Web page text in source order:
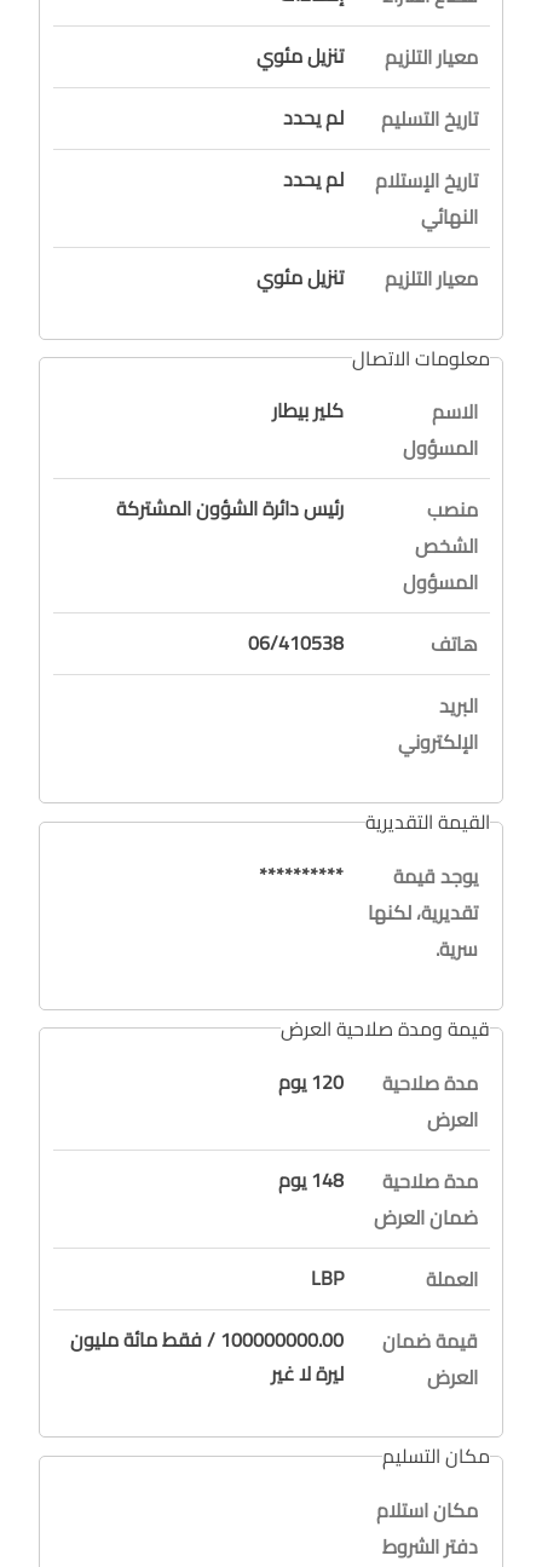
معيار التلزيم
تنزيل مئوي
تاريخ التسليم
لم يحدد
تاريخ الإستلام
النهائي
لم يحدد
معيار التلزيم تنزيل مئوي
معلومات الاتصال
الاسم
المسؤول
كلير بيطار
منصب
الشخص
المسؤول
رئيس دائرة الشؤون المشتركة
هاتف
06/410538
البريد
الإلكتروني
القيمة التقديرية
يوجد قيمة
تقديرية، لكنها
سرية.
**********
قيمة ومدة صلاحية العرض
مدة صلاحية
العرض
120 يوم
مدة صلاحية
ضمان العرض
148 يوم
العملة
LBP
قيمة ضمان
العرض
100000000.00 / فقط مائة مليون
ليرة لا غير
مكان التسليم
مكان استلام
دفتر الشروط